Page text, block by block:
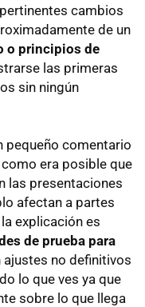
cambios
de un
o principios de
las primeras
sin ningún
pequeño comentario
era posible que
las presentaciones
afectan a partes
explicación es
de prueba para
ajustes no definitivos
lo que ves ya que
sobre lo que llega